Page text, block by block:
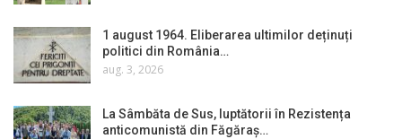
1 august 1964. Eliberarea ultimilor deținuți
politici din România…
aug. 3, 2026
La Sâmbăta de Sus, luptătorii în Rezistența
anticomunistă din Făgăraș…